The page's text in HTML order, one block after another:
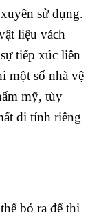
sử dụng.
liệu vách
tiếp xúc liên
một số nhà vệ
mỹ, tùy
đi tính riêng
bỏ ra để thi